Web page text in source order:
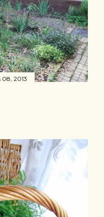
08, 2013